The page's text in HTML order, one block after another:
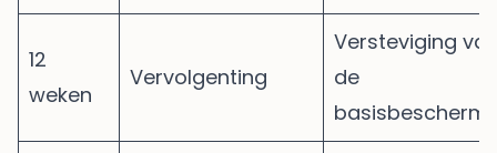
12
weken
Vervolgenting
Versteviging
de